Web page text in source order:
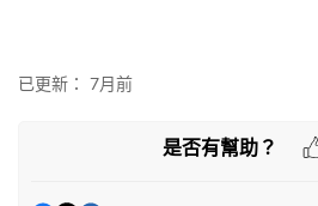
已更新： 7月前
是否有幫助？